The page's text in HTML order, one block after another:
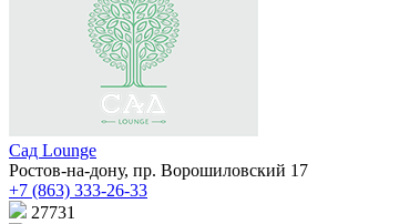
Сад Lounge
Ростов-на-дону, пр. Ворошиловский 17
+7 (863) 333-26-33
27731